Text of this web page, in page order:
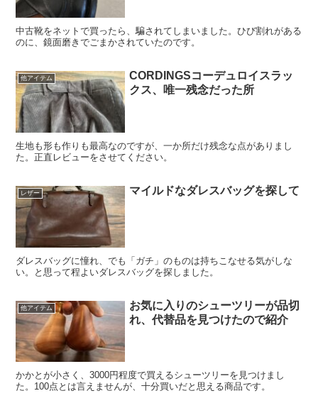
中古靴をネットで買ったら、騙されてしまいました。ひび割れがある
のに、鏡面磨きでごまかされていたのです。
他アイテム
CORDINGSコーデュロイスラッ
クス、唯一残念だった所
生地も形も作りも最高なのですが、一か所だけ残念な点がありまし
た。正直レビューをさせてください。
レザー マイルドなダレスバッグを探して
ダレスバッグに憧れ、でも「ガチ」のものは持ちこなせる気がしな
い。と思って程よいダレスバッグを探しました。
他アイテム
お気に入りのシューツリーが品切
れ、代替品を見つけたので紹介
かかとが小さく、3000円程度で買えるシューツリーを見つけまし
た。100点とは言えませんが、十分買いだと思える商品です。